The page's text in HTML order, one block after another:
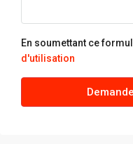
En soumettant ce
d'utilisation